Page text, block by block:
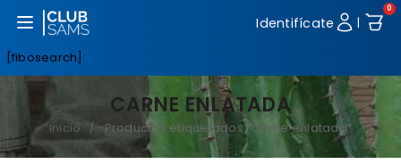
Abrir menú Identifícate |
0
[fibosearch]
CARNE ENLATADA
Inicio / Productos etiquetados “Carne enlatada”